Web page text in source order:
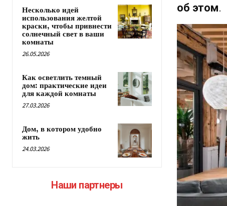
Несколько идей
использования желтой
краски, чтобы привнести
солнечный свет в ваши
комнаты
26.05.2026
Как осветлить темный
дом: практические идеи
для каждой комнаты
27.03.2026
Дом, в котором удобно
жить
24.03.2026
Наши партнеры
об этом.